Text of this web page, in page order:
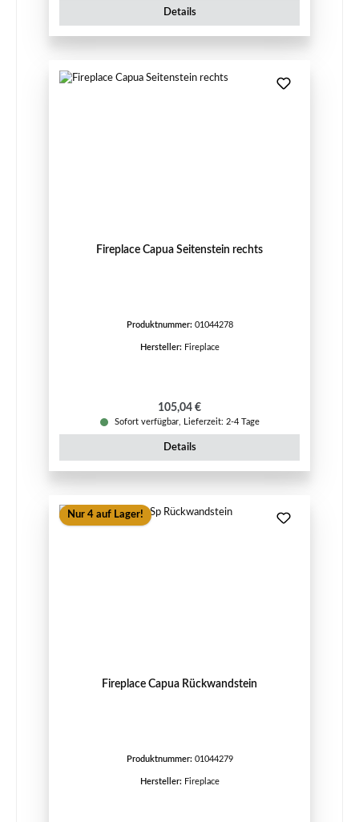
Details
Fireplace Capua Seitenstein rechts
Produktnummer: 01044278
Hersteller: Fireplace
Regulärer Preis:
105,04 €
Sofort verfügbar, Lieferzeit: 2-4 Tage
Details
Nur 4 auf Lager!
Fireplace Capua Rückwandstein
Produktnummer: 01044279
Hersteller: Fireplace